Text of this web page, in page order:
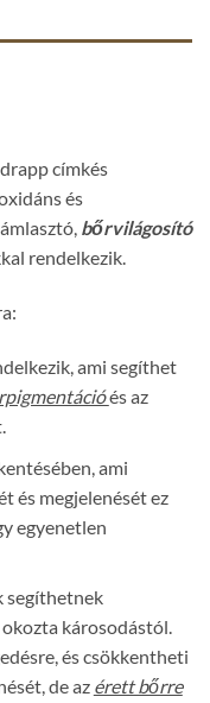
címkés
és
bőrvilágosító
rendelkezik.
ami segíthet
és az
ami
és megjelenését ez
egyenetlen
segíthetnek
károsodástól.
és csökkentheti
de az érett bőrre